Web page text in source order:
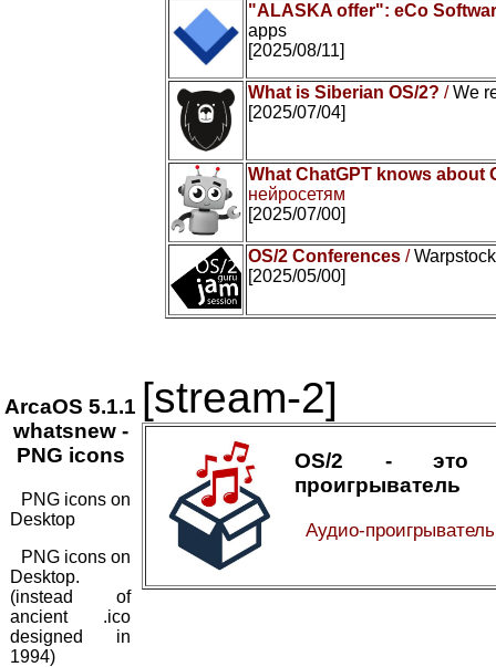
"ALASKA offer": eCo
apps
[2025/08/11]
What is Siberian OS/2? /We
[2025/07/04]
What ChatGPT knows about
нейросетям
[2025/07/00]
OS/2 Conferences /
[2025/05/00]
ArcaOS 5.1.1
whatsnew -
PNG icons
PNG icons on
Desktop
PNG icons on
Desktop.
(instead of
ancient .ico
designed in
1994)
[stream-2]
OS/2 - это
проигрыватель
Аудио-